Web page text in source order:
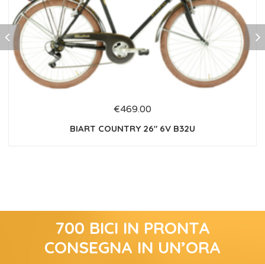
€469.00
BIART COUNTRY 26″ 6V B32U
700 BICI IN PRONTA
CONSEGNA IN UN’ORA